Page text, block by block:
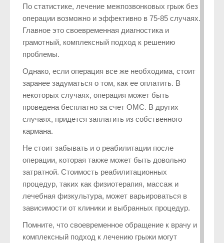
По статистике, лечение межпозвонковых грыж без
операции возможно и эффективно в 75-85 случаях.
Главное это своевременная диагностика и
грамотный, комплексный подход к решению
проблемы.
Однако, если операция все же необходима, стоит
заранее задуматься о том, как ее оплатить. В
некоторых случаях, операция может быть
проведена бесплатно за счет ОМС. В других
случаях, придется заплатить из собственного
кармана.
Не стоит забывать и о реабилитации после
операции, которая также может быть довольно
затратной. Стоимость реабилитационных
процедур, таких как физиотерапия, массаж и
лечебная физкультура, может варьироваться в
зависимости от клиники и выбранных процедур.
Помните, что своевременное обращение к врачу и
комплексный подход к лечению грыжи могут